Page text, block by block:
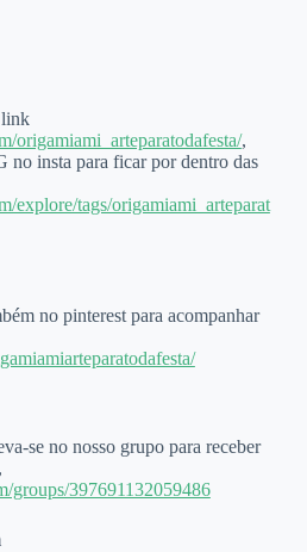
link
origamiami_arteparatodafesta/,
no insta para ficar por dentro das
explore/tags/origamiami_arteparat
no pinterest para acompanhar
se no nosso grupo para receber
groups/397691132059486